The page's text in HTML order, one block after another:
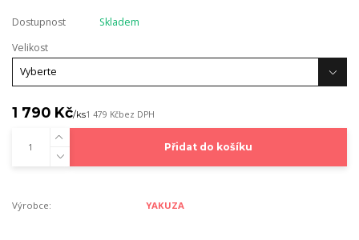
Dostupnost
Skladem
Velikost
1 790 Kč/ks1 479 Kčbez DPH
Přidat do košíku
Výrobce: YAKUZA